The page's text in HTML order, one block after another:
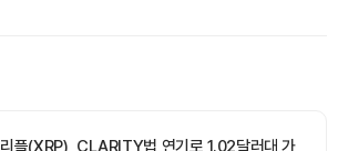
리플(XRP), CLARITY법 연기로 1.02달러대 가